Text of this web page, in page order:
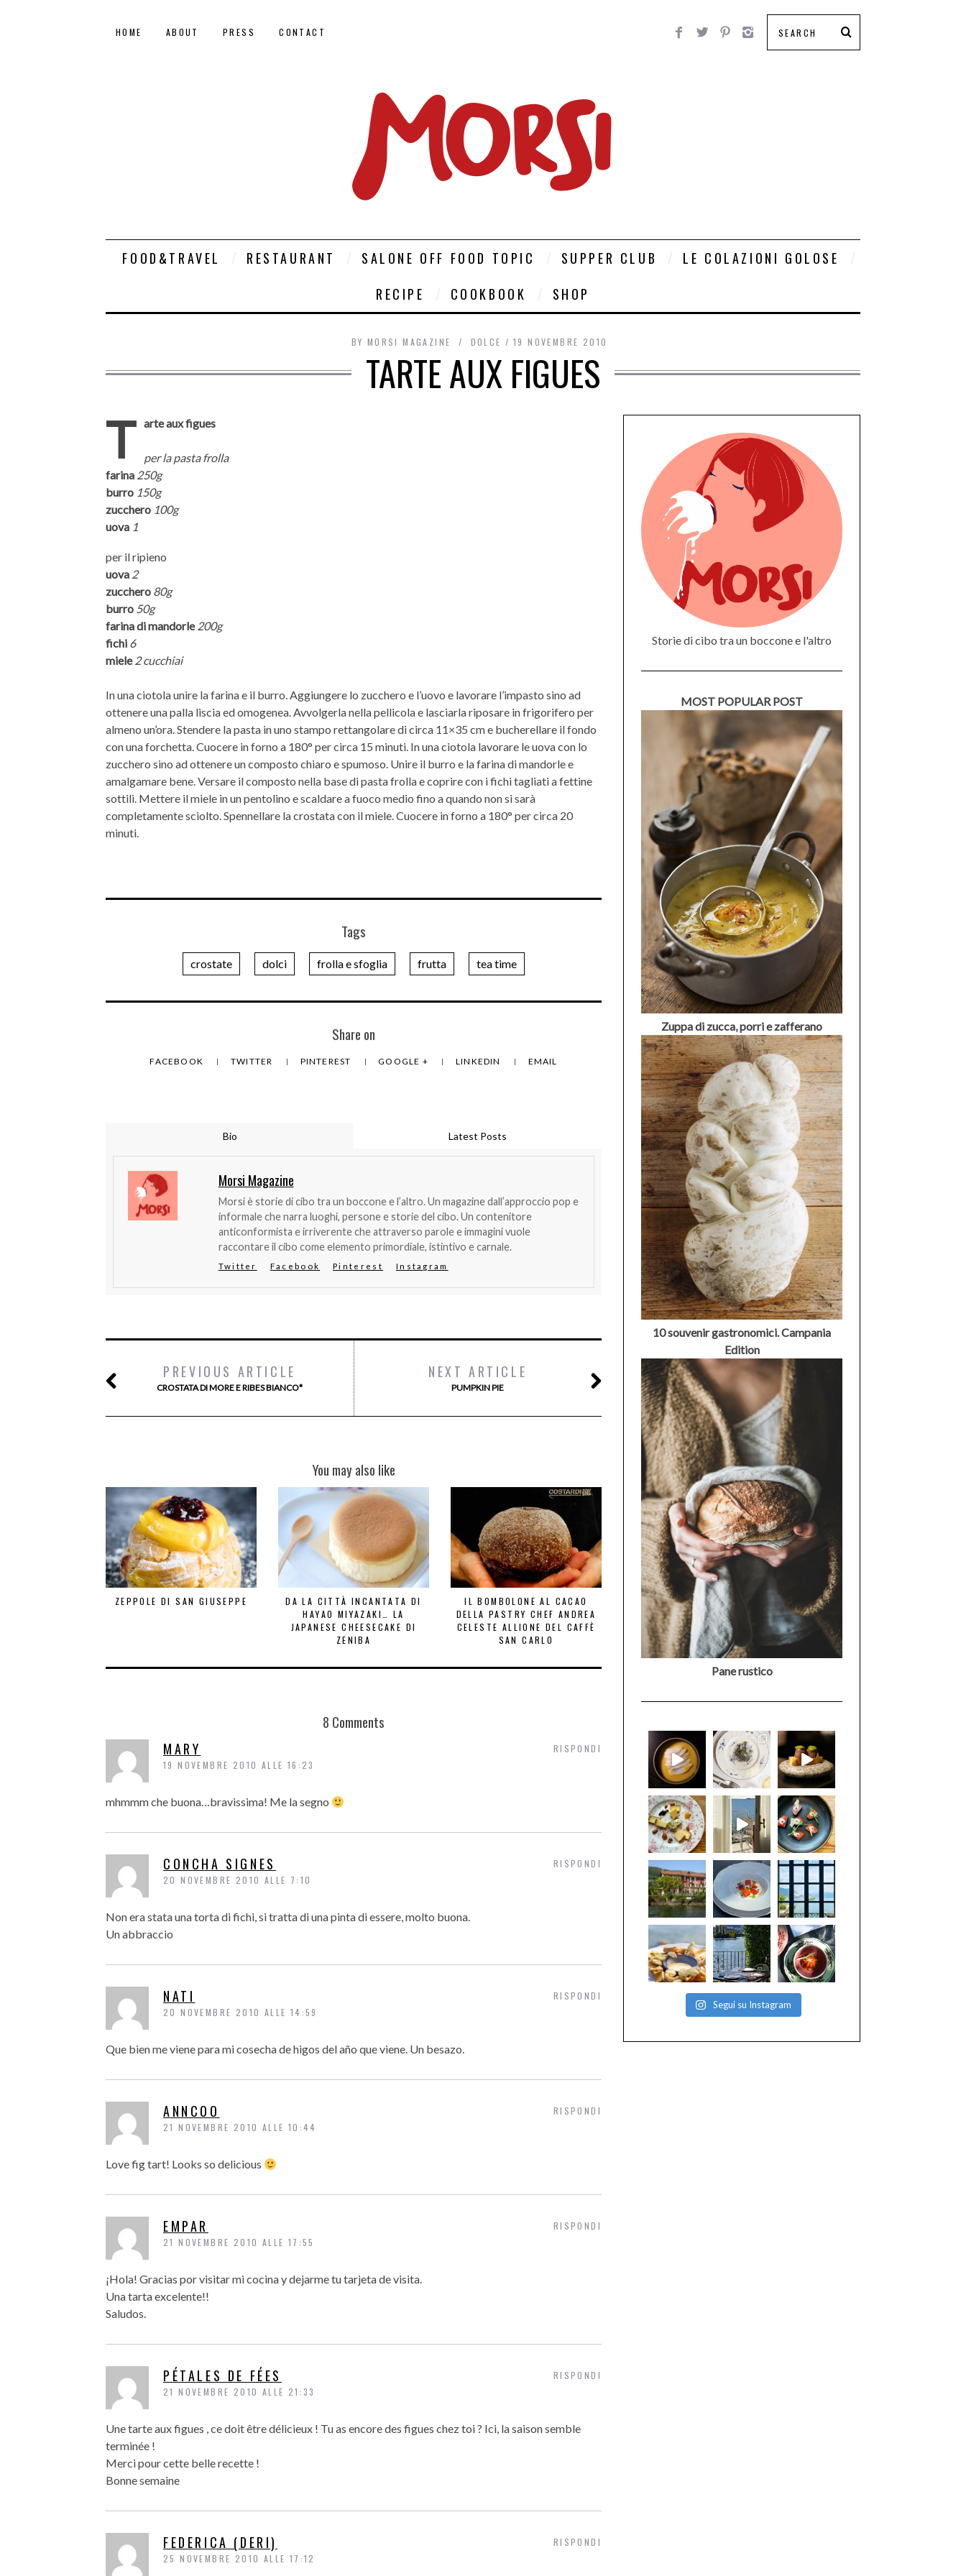
HOME ABOUT PRESS CONTACT
FOOD&TRAVEL RESTAURANT SALONE OFF FOOD TOPIC SUPPER CLUB
LE COLAZIONI GOLOSE
RECIPE
COOKBOOK SHOP
BY MORSI MAGAZINE DOLCE 19 NOVEMBRE 2010
TARTE AUX FIGUES
T arte aux figues
per la pasta frolla
farina 250g
burro 150g
zucchero 100g
uova 1
per il ripieno
uova 2
zucchero 80g
burro 50g
farina di mandorle 200g
fichi 6
miele 2 cucchiai
In una ciotola unire la farina e il burro. Aggiungere lo zucchero e l’uovo e lavorare l’impasto sino ad
ottenere una palla liscia ed omogenea. Avvolgerla nella pellicola e lasciarla riposare in frigorifero per
almeno un’ora. Stendere la pasta in uno stampo rettangolare di circa 11×35 cm e bucherellare il fondo
con una forchetta. Cuocere in forno a 180° per circa 15 minuti. In una ciotola lavorare le uova con lo
zucchero sino ad ottenere un composto chiaro e spumoso. Unire il burro e la farina di mandorle e
amalgamare bene. Versare il composto nella base di pasta frolla e coprire con i fichi tagliati a fettine
sottili. Mettere il miele in un pentolino e scaldare a fuoco medio fino a quando non si sarà
completamente sciolto. Spennellare la crostata con il miele. Cuocere in forno a 180° per circa 20
minuti.
Tags
crostate dolci frolla e sfoglia frutta tea time
Share on
FACEBOOK TWITTER PINTEREST GOOGLE + LINKEDIN EMAIL
Bio Latest Posts
Morsi Magazine
Morsi è storie di cibo tra un boccone e l’altro. Un magazine dall’approccio pop e
informale che narra luoghi, persone e storie del cibo. Un contenitore
anticonformista e irriverente che attraverso parole e immagini vuole
raccontare il cibo come elemento primordiale, istintivo e carnale.
Twitter Facebook Pinterest Instagram
PREVIOUS ARTICLE
CROSTATA DI MORE E RIBES BIANCO*
NEXT ARTICLE
PUMPKIN PIE
You may also like
ZEPPOLE DI SAN GIUSEPPE
DA LA CITTÀ INCANTATA DI
HAYAO MIYAZAKI… LA
JAPANESE CHEESECAKE DI
ZENIBA
IL BOMBOLONE AL CACAO
DELLA PASTRY CHEF ANDREA
CELESTE ALLIONE DEL CAFFÈ
SAN CARLO
8 Comments
MARY
19 NOVEMBRE 2010 ALLE 16:23
mhmmm che buona…bravissima! Me la segno
RISPONDI
CONCHA SIGNES
20 NOVEMBRE 2010 ALLE 7:10
Non era stata una torta di fichi, si tratta di una pinta di essere, molto buona.
Un abbraccio
RISPONDI
NATI
20 NOVEMBRE 2010 ALLE 14:59
Que bien me viene para mi cosecha de higos del año que viene. Un besazo.
RISPONDI
ANNCOO
21 NOVEMBRE 2010 ALLE 10:44
Love fig tart! Looks so delicious
RISPONDI
EMPAR
21 NOVEMBRE 2010 ALLE 17:55
¡Hola! Gracias por visitar mi cocina y dejarme tu tarjeta de visita.
Una tarta excelente!!
Saludos.
RISPONDI
PÉTALES DE FÉES
21 NOVEMBRE 2010 ALLE 21:33
Une tarte aux figues , ce doit être délicieux ! Tu as encore des figues chez toi ? Ici, la saison semble
terminée !
Merci pour cette belle recette !
Bonne semaine
RISPONDI
FEDERICA (DERI)
25 NOVEMBRE 2010 ALLE 17:12
RISPONDI
Storie di cibo tra un boccone e l'altro
MOST POPULAR POST
Zuppa di zucca, porri e zafferano
10 souvenir gastronomici. Campania
Edition
Pane rustico
Segui su Instagram